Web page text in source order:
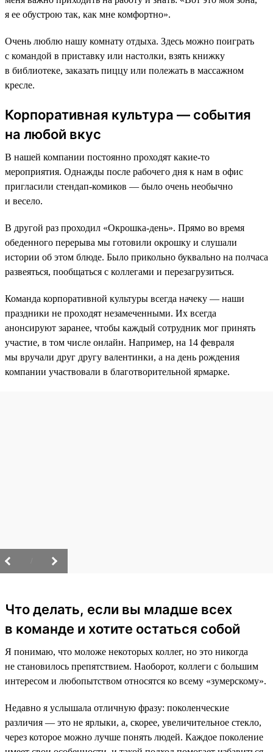
я ее обустрою так, как мне комфортно».
Очень люблю нашу комнату отдыха. Здесь можно поиграть
с командой в приставку или настолки, взять книжку
в библиотеке, заказать пиццу или полежать в массажном
кресле.
Корпоративная культура — события
на любой вкус
В нашей компании постоянно проходят какие-то
мероприятия. Однажды после рабочего дня к нам в офис
пригласили стендап-комиков — было очень необычно
и весело.
В другой раз проходил «Окрошка-день». Прямо во время
обеденного перерыва мы готовили окрошку и слушали
истории об этом блюде. Было прикольно буквально на полчаса
развеяться, пообщаться с коллегами и перезагрузиться.
Команда корпоративной культуры всегда начеку — наши
праздники не проходят незамеченными. Их всегда
анонсируют заранее, чтобы каждый сотрудник мог принять
участие, в том числе онлайн. Например, на 14 февраля
мы вручали друг другу валентинки, а на день рождения
компании участвовали в благотворительной ярмарке.
Что делать, если вы младше всех
в команде и хотите остаться собой
Я понимаю, что моложе некоторых коллег, но это никогда
не становилось препятствием. Наоборот, коллеги с большим
интересом и любопытством относятся ко всему «зумерскому».
Недавно я услышала отличную фразу: поколенческие
различия — это не ярлыки, а, скорее, увеличительное стекло,
через которое можно лучше понять людей. Каждое поколение